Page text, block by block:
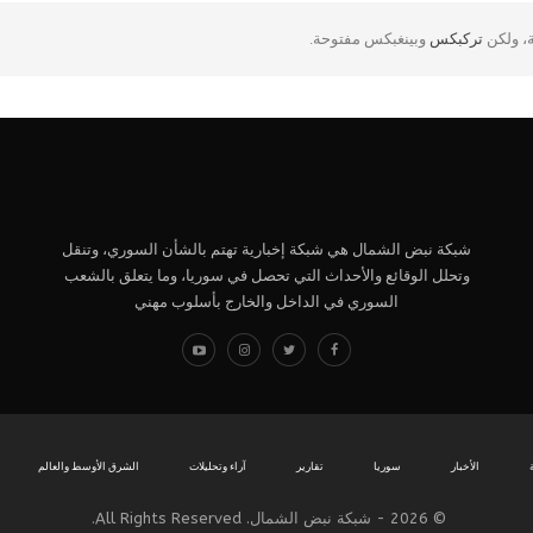
ولكن تركبكس وبينغبكس مفتوحة.
شبكة نبض الشمال هي شبكة إخبارية تهتم بالشأن السوري، وتنقل
وتحلل الوقائع والأحداث التي تحصل في سوريا، وما يتعلق بالشعب
السوري في الداخل والخارج بأسلوب مهني
الأخبار سوريا تقارير آراء وتحليلات الشرق الأوسط والعالم
© 2026 - شبكة نبض الشمال. All Rights Reserved.